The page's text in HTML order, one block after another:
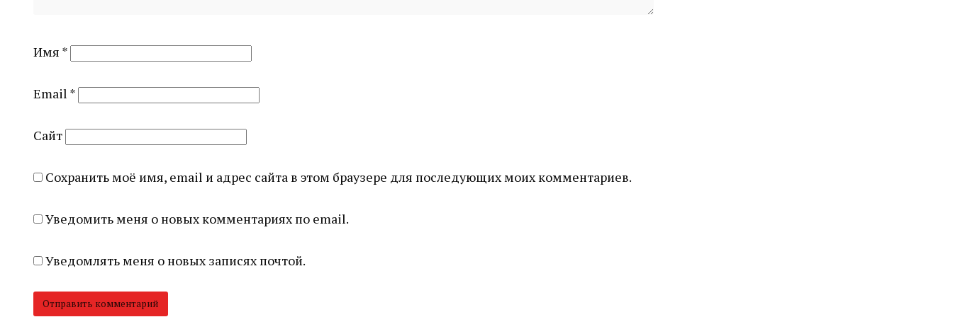
Имя *
Email *
Сайт
Сохранить моё имя, email и адрес сайта в этом браузере для последующих моих комментариев.
Уведомить меня о новых комментариях по email.
Уведомлять меня о новых записях почтой.